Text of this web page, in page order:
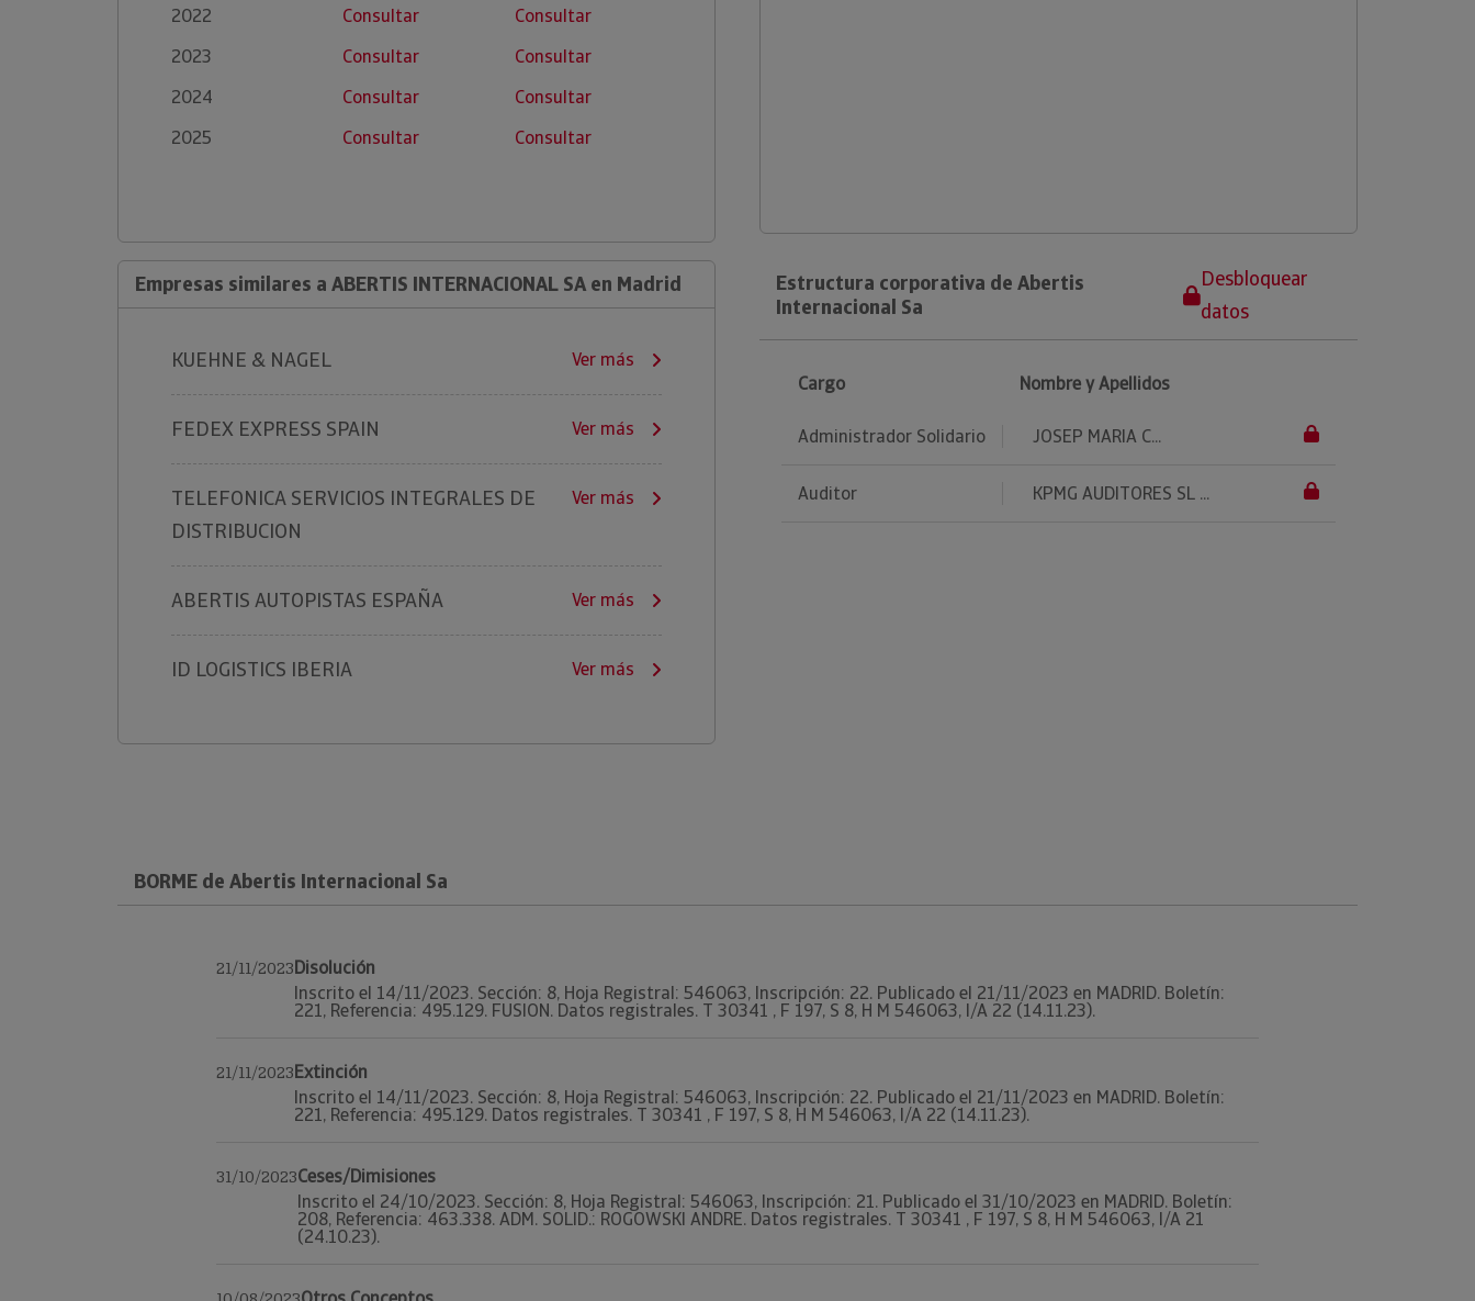
2022
Consultar
Consultar
2023
Consultar
Consultar
2024
Consultar
Consultar
2025
Consultar Consultar
Empresas similares a ABERTIS INTERNACIONAL SA en Madrid
KUEHNE & NAGEL Ver más
FEDEX EXPRESS SPAIN Ver más
TELEFONICA SERVICIOS INTEGRALES DE
DISTRIBUCION
Ver más
ABERTIS AUTOPISTAS ESPAÑA Ver más
ID LOGISTICS IBERIA Ver más
Estructura corporativa de Abertis
Internacional Sa
Desbloquear
datos
Cargo Nombre y Apellidos
Administrador Solidario JOSEP MARIA C...
Auditor KPMG AUDITORES SL ...
BORME de Abertis Internacional Sa
21/11/2023Disolución
Inscrito el 14/11/2023. Sección: 8, Hoja Registral: 546063, Inscripción: 22. Publicado el 21/11/2023 en MADRID. Boletín:
221, Referencia: 495.129. FUSION. Datos registrales. T 30341 , F 197, S 8, H M 546063, I/A 22 (14.11.23).
21/11/2023Extinción
Inscrito el 14/11/2023. Sección: 8, Hoja Registral: 546063, Inscripción: 22. Publicado el 21/11/2023 en MADRID. Boletín:
221, Referencia: 495.129. Datos registrales. T 30341 , F 197, S 8, H M 546063, I/A 22 (14.11.23).
31/10/2023Ceses/Dimisiones
Inscrito el 24/10/2023. Sección: 8, Hoja Registral: 546063, Inscripción: 21. Publicado el 31/10/2023 en MADRID. Boletín:
208, Referencia: 463.338. ADM. SOLID.: ROGOWSKI ANDRE. Datos registrales. T 30341 , F 197, S 8, H M 546063, I/A 21
(24.10.23).